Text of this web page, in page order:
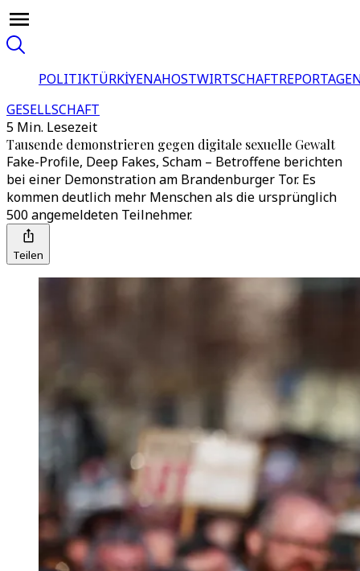
POLITIKTÜRKİYENAHOSTWIRTSCHAFT
GESELLSCHAFT
5 Min. Lesezeit
Tausende demonstrieren gegen digitale sexuelle Gewalt
Fake-Profile, Deep Fakes, Scham – Betroffene berichten
bei einer Demonstration am Brandenburger Tor. Es
kommen deutlich mehr Menschen als die ursprünglich
500 angemeldeten Teilnehmer.
Teilen